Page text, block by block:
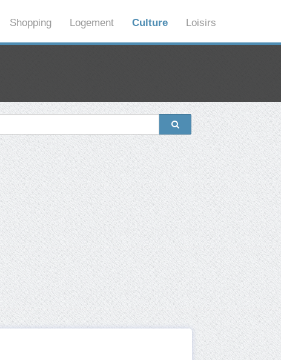
Shopping Logement Culture Loisirs